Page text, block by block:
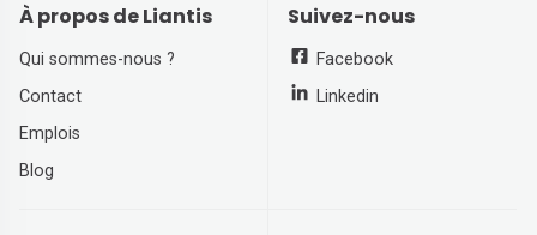
À propos de Liantis
Qui sommes-nous ?
Contact
Emplois
Blog
Suivez-nous
Facebook
Linkedin